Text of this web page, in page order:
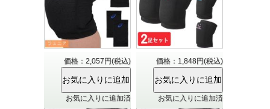
価格：2,057円(税込)
お気に入りに追加済
価格：1,848円(税込)
お気に入りに追加済